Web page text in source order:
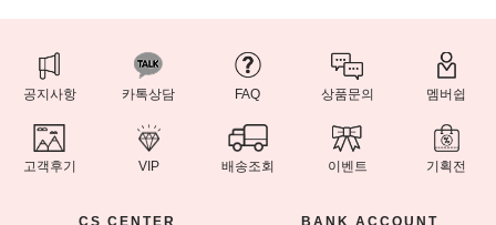
공지사항 카톡상담 FAQ 상품문의 멤버쉽
고객후기 VIP 배송조회 이벤트 기획전